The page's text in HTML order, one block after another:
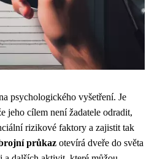
psychologického vyšetření. Je
jeho cílem není žadatele odradit,
rizikové faktory a zajistit tak
průkaz otevírá dveře do světa